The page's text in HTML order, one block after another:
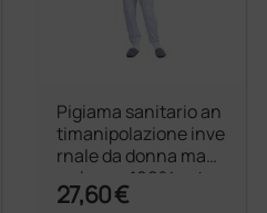
Pigiama sanitario an
timanipolazione inve
rnale da donna mani
ca lunga 100% coton
e felpato
27,60 €